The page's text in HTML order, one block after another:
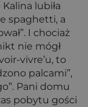
lubiła
spaghetti, a
I chociaż
nie mógł
vivre’u, to
palcami”,
Pani domu
pobytu gości